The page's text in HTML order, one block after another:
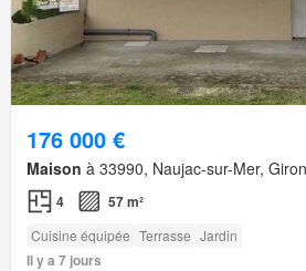
176 000 €
Maison à 33990, Naujac-sur-Mer,
4 57 m²
Cuisine équipée Terrasse Jardin
Il y a 7 jours